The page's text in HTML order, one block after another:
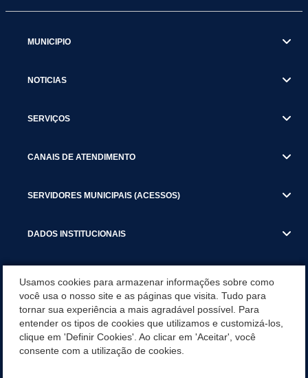
MUNICIPIO
NOTICIAS
SERVIÇOS
CANAIS DE ATENDIMENTO
SERVIDORES MUNICIPAIS (ACESSOS)
DADOS INSTITUCIONAIS
SERVIÇOS TRIBUTARIOS
PESQUISA DE SATISFAÇÃO DOS SERVIDORES - SISTEMAS E
SERVIÇOS DIGITAIS
Usamos cookies para armazenar informações sobre como
você usa o nosso site e as páginas que visita. Tudo para
tornar sua experiência a mais agradável possível. Para
entender os tipos de cookies que utilizamos e customizá-los,
clique em 'Definir Cookies'. Ao clicar em 'Aceitar', você
consente com a utilização de cookies.